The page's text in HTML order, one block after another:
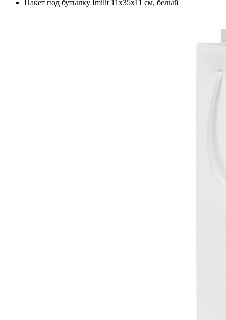
Пакет под бутылку Imilit 11х35х11 см, белый